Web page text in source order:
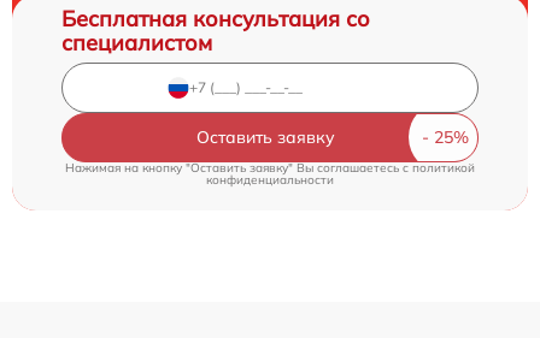
Бесплатная консультация со
специалистом
Оставить заявку
Нажимая на кнопку "Оставить заявку" Вы соглашаетесь cполитикой
конфиденциальности